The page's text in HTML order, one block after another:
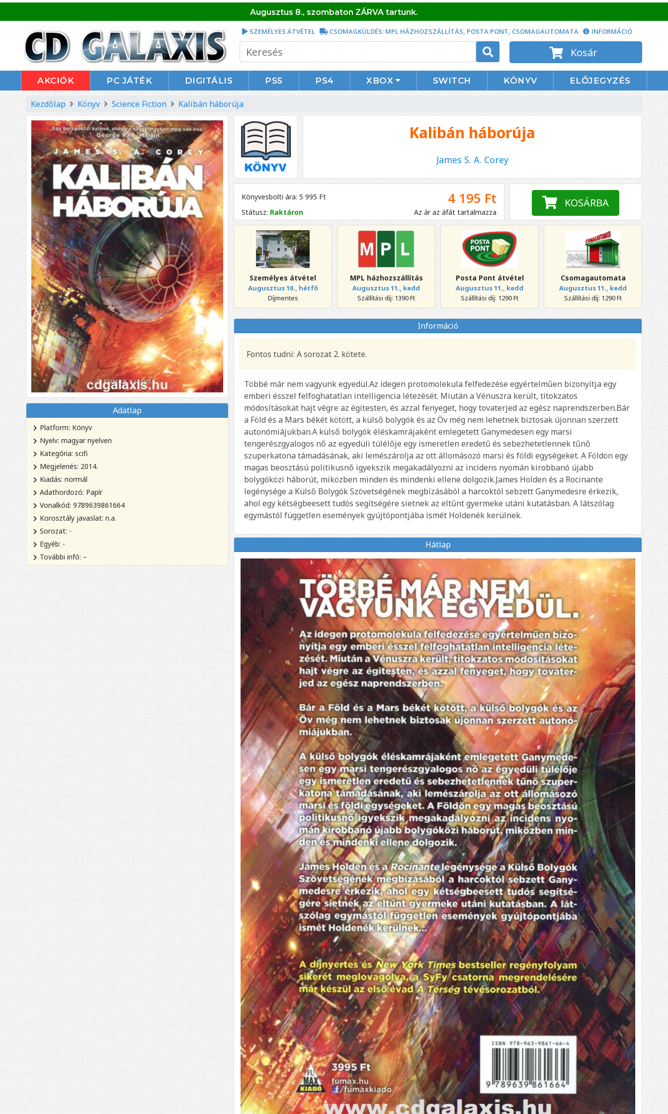
Augusztus 8., szombaton ZÁRVA tartunk.
SZEMÉLYES ÁTVÉTEL CSOMAGKÜLDÉS: MPL HÁZHOZSZÁLLÍTÁS, POSTA PONT, CSOMAGAUTOMATA INFORMÁCIÓ
Kosár
AKCIÓK PC JÁTÉK DIGITÁLIS PS5 PS4 XBOX SWITCH KÖNYV ELŐJEGYZÉS
Kezdőlap Könyv Science Fiction Kalibán háborúja
Adatlap
Platform: Könyv
Nyelv: magyar nyelven
Kategória: scifi
Megjelenés: 2014.
Kiadás: normál
Adathordozó: Papír
Vonalkód: 9789639861664
Korosztály javaslat: n.a.
Sorozat: -
Egyéb: -
További infó: –
Kalibán háborúja
James S. A. Corey
Könyvesbolti ára: 5 995 Ft
Státusz: Raktáron
4 195 Ft
Az ár az áfát tartalmazza
KOSÁRBA
Személyes átvétel
Augusztus 10., hétfő
Díjmentes
MPL házhozszállítás
Augusztus 11., kedd
Szállítási díj: 1390 Ft
Posta Pont átvétel
Augusztus 11., kedd
Szállítási díj: 1290 Ft
Csomagautomata
Augusztus 11., kedd
Szállítási díj: 1290 Ft
Információ
Fontos tudni: A sorozat 2. kötete.
Többé már nem vagyunk egyedül.Az idegen protomolekula felfedezése egyértelműen bizonyítja egy
emberi ésszel felfoghatatlan intelligencia létezését. Miután a Vénuszra került, titokzatos
módosításokat hajt végre az égitesten, és azzal fenyeget, hogy tovaterjed az egész naprendszerben.Bár
a Föld és a Mars békét kötött, a külső bolygók és az Öv még nem lehetnek biztosak újonnan szerzett
autonómiájukban.A külső bolygók éléskamrájaként emlegetett Ganymedesen egy marsi
tengerészgyalogos nő az egyedüli túlélője egy ismeretlen eredetű és sebezhetetlennek tűnő
szuperkatona támadásának, aki lemészárolja az ott állomásozó marsi és földi egységeket. A Földön egy
magas beosztású politikusnő igyekszik megakadályozni az incidens nyomán kirobbanó újabb
bolygóközi háborút, miközben minden és mindenki ellene dolgozik.James Holden és a Rocinante
legénysége a Külső Bolygók Szövetségének megbízásából a harcoktól sebzett Ganymedesre érkezik,
ahol egy kétségbeesett tudós segítségére sietnek az eltűnt gyermeke utáni kutatásban. A látszólag
egymástól független események gyújtópontjába ismét Holdenék kerülnek.
Hátlap